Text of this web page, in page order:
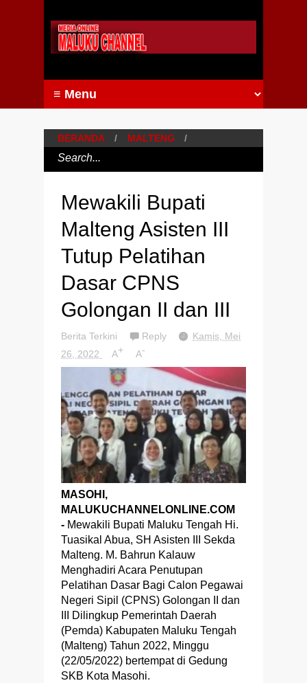
BERANDA / MALTENG /
Mewakili Bupati
Malteng Asisten III
Tutup Pelatihan
Dasar CPNS
Golongan II dan III
Berita Terkini Reply
Kamis, Mei
26, 2022
A+ A-
MASOHI,
MALUKUCHANNELONLINE.COM
- Mewakili Bupati Maluku Tengah Hi.
Tuasikal Abua, SH Asisten III Sekda
Malteng. M. Bahrun Kalauw
Menghadiri Acara Penutupan
Pelatihan Dasar Bagi Calon Pegawai
Negeri Sipil (CPNS) Golongan II dan
III Dilingkup Pemerintah Daerah
(Pemda) Kabupaten Maluku Tengah
(Malteng) Tahun 2022, Minggu
(22/05/2022) bertempat di Gedung
SKB Kota Masohi.